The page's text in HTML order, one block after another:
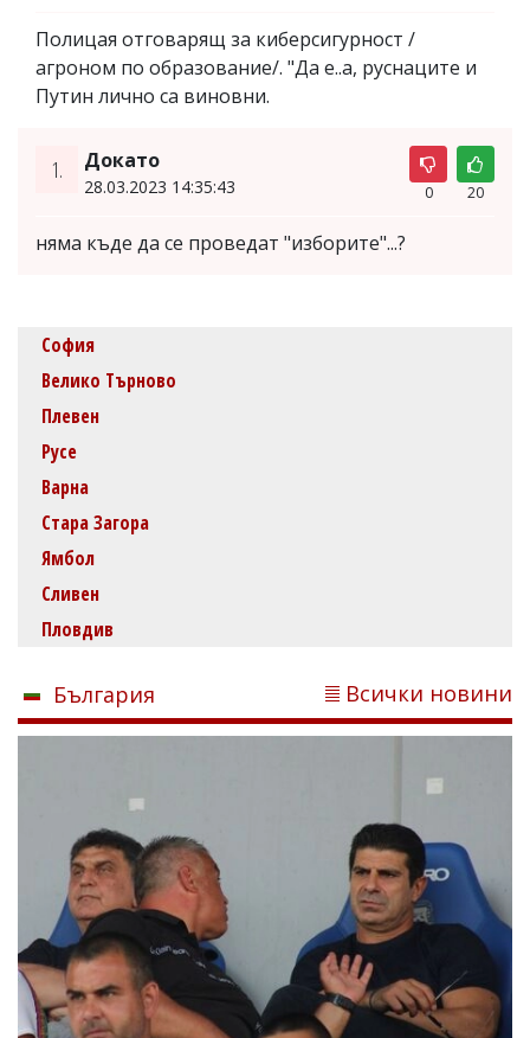
Полицая отговарящ за киберсигурност /
агроном по образование/. "Да е..а, руснаците и
Путин лично са виновни.
1. Докато
28.03.2023 14:35:43 0 20
няма къде да се проведат "изборите"...?
София
Велико Търново
Плевен
Русе
Варна
Стара Загора
Ямбол
Сливен
Пловдив
България Всички новини